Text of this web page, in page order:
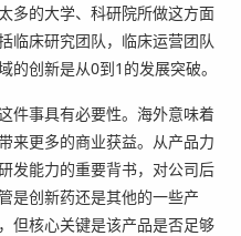
多的大学、科研院所做这方面
临床研究团队，临床运营团队
创新是从0到1的发展突破。
件事具有必要性。海外意味着
来更多的商业获益。从产品力
发能力的重要背书，对公司后
是创新药还是其他的一些产
但核心关键是该产品是否足够